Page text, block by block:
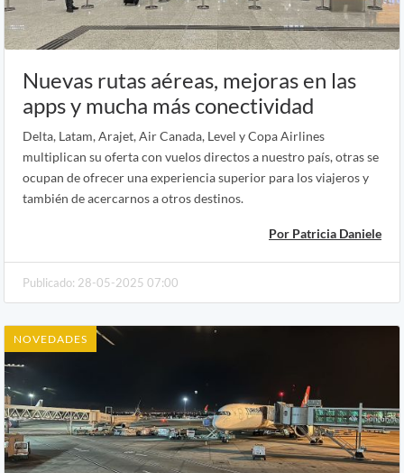
Nuevas rutas aéreas, mejoras en las
apps y mucha más conectividad
Delta, Latam, Arajet, Air Canada, Level y Copa Airlines
multiplican su oferta con vuelos directos a nuestro país, otras se
ocupan de ofrecer una experiencia superior para los viajeros y
también de acercarnos a otros destinos.
Por Patricia Daniele
Publicado: 28-05-2025 07:00
NOVEDADES